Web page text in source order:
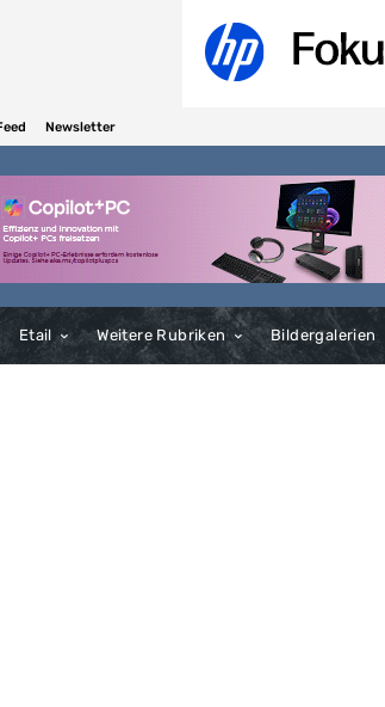
Newsletter
Etail Weitere Rubriken Bildergalerien